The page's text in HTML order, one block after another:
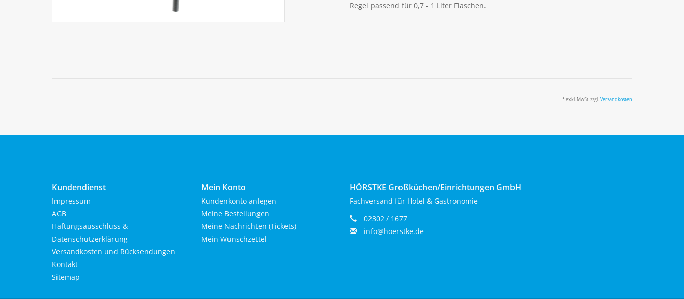
Regel passend für 0,7 - 1 Liter Flaschen.
* exkl. MwSt. zzgl.Versandkosten
Kundendienst
Impressum
AGB
Haftungsausschluss &
Datenschutzerklärung
Versandkosten und Rücksendungen
Kontakt
Sitemap
Mein Konto
Kundenkonto anlegen
Meine Bestellungen
Meine Nachrichten (Tickets)
Mein Wunschzettel
HÖRSTKE Großküchen/Einrichtungen GmbH
Fachversand für Hotel & Gastronomie
02302 / 1677
info@hoerstke.de